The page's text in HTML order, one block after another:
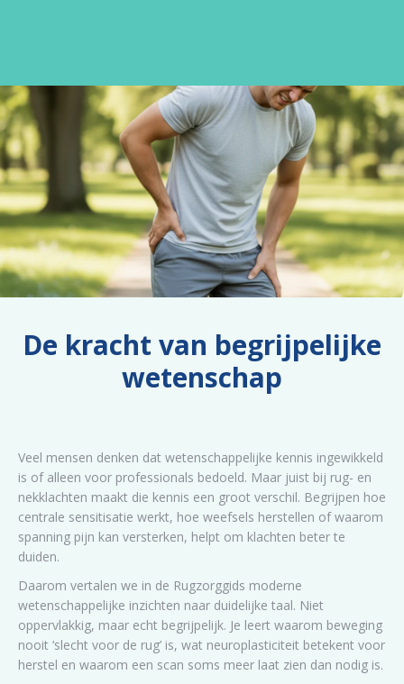
De kracht van begrijpelijke
wetenschap
Veel mensen denken dat wetenschappelijke kennis ingewikkeld
is of alleen voor professionals bedoeld. Maar juist bij rug- en
nekklachten maakt die kennis een groot verschil. Begrijpen hoe
centrale sensitisatie werkt, hoe weefsels herstellen of waarom
spanning pijn kan versterken, helpt om klachten beter te
duiden.
Daarom vertalen we in de Rugzorggids moderne
wetenschappelijke inzichten naar duidelijke taal. Niet
oppervlakkig, maar echt begrijpelijk. Je leert waarom beweging
nooit ‘slecht voor de rug’ is, wat neuroplasticiteit betekent voor
herstel en waarom een scan soms meer laat zien dan nodig is.